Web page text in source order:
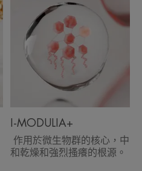
乳霜具備三重功效
生物群核心的配
和劇烈搔癢的根
個月起，即可幫
敏性瘙癢肌膚的
舒緩肌膚，同時
I-MODULIA+
作用於微生物群的核心，中
和乾燥和強烈搔癢的根源。